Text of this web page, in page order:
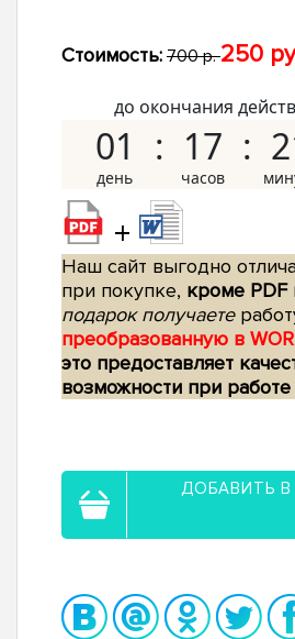
Стоимость: 700 р.250
до окончания
01 17
+
Наш сайт выгодно
при покупке, кроме PDF
подарок получаете
преобразованную в
это предоставляет
возможности при
ДОБАВИТЬ